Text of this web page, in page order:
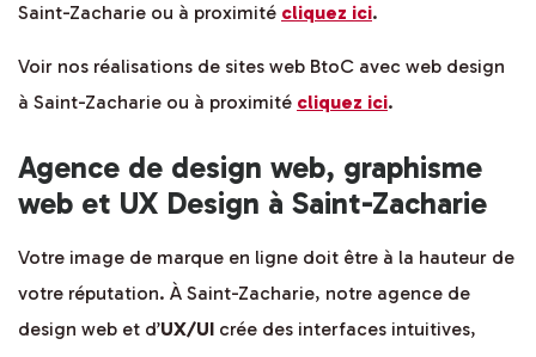
Saint-Zacharie ou à proximité cliquez ici.
Voir nos réalisations de sites web BtoC avec web design
à Saint-Zacharie ou à proximité cliquez ici.
Agence de design web, graphisme
web et UX Design à Saint-Zacharie
Votre image de marque en ligne doit être à la hauteur de
votre réputation. À Saint-Zacharie, notre agence de
design web et d’UX/UI crée des interfaces intuitives,